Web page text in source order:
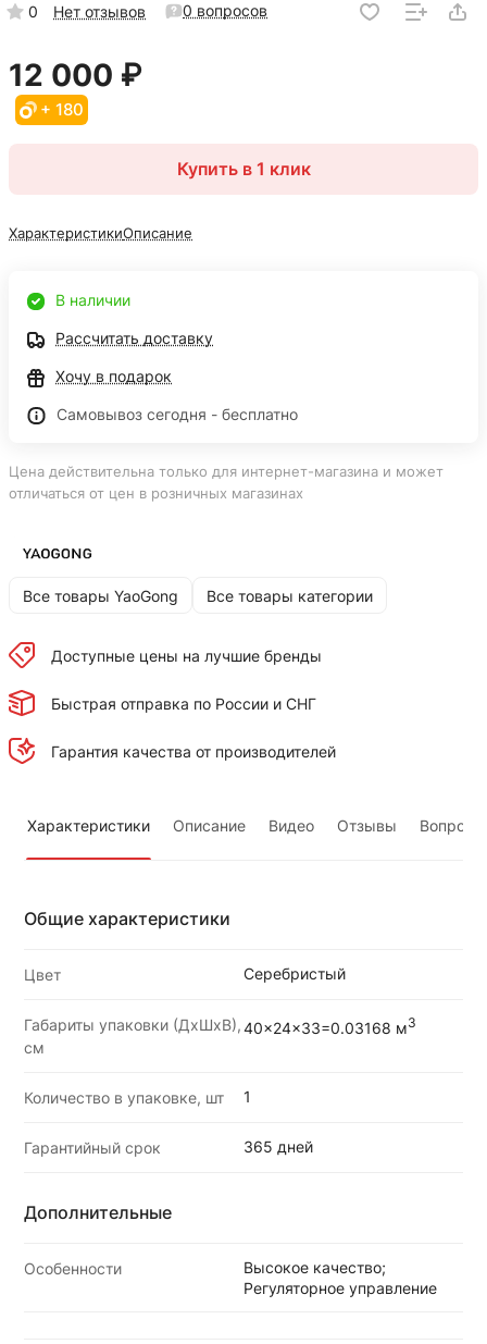
0 Нет отзывов 0 вопросов
12 000 ₽
+ 180
Купить в 1 клик
ХарактеристикиОписание
В наличии
Рассчитать доставку
Хочу в подарок
Самовывоз сегодня - бесплатно
Цена действительна только для интернет-магазина и может
отличаться от цен в розничных магазинах
Все товары YaoGong Все товары категории
Доступные цены на лучшие бренды
Быстрая отправка по России и СНГ
Гарантия качества от производителей
Характеристики Описание Видео Отзывы Вопросы
Общие характеристики
Цвет Серебристый
Габариты упаковки (ДхШхВ),
см
40x24x33=0.03168 м3
Количество в упаковке, шт 1
Гарантийный срок 365 дней
Дополнительные
Особенности
Высокое качество;
Регуляторное управление